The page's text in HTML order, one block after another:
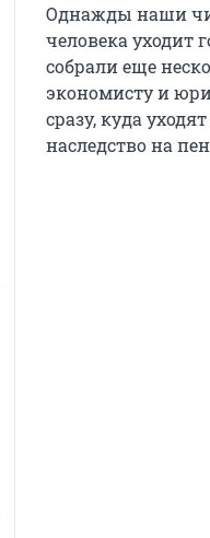
Однажды наши
человека уходит
собрали еще
экономисту и
сразу, куда
наследство на